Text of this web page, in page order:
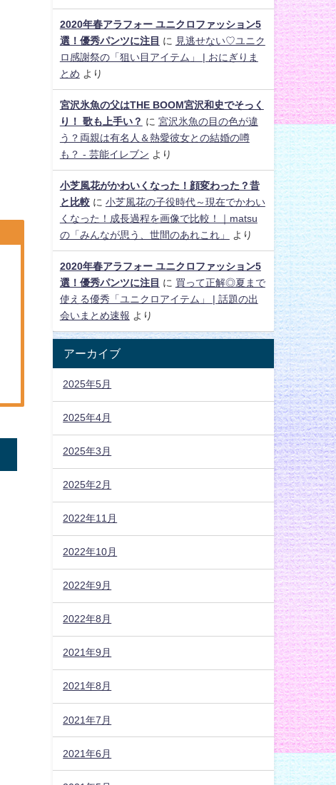
2020年春アラフォー ユニクロファッション5
選！優秀パンツに注目 に
見逃せない♡ユニク
ロ感謝祭の「狙い目アイテム」 | おにぎりま
とめ より
宮沢氷魚の父はTHE BOOM宮沢和史でそっく
り！ 歌も上手い？ に 宮沢氷魚の目の色が違
う？両親は有名人＆熱愛彼女との結婚の噂
も？ - 芸能イレブン より
小芝風花がかわいくなった！顔変わった？昔
と比較に 小芝風花の子役時代～現在でかわい
くなった！成長過程を画像で比較！｜matsu
の「みんなが思う、世間のあれこれ」
より
2020年春アラフォー ユニクロファッション5
選！優秀パンツに注目 に 買って正解◎夏まで
使える優秀「ユニクロアイテム」 | 話題の出
会いまとめ速報 より
アーカイブ
2025年5月
2025年4月
2025年3月
2025年2月
2022年11月
2022年10月
2022年9月
2022年8月
2021年9月
2021年8月
2021年7月
2021年6月